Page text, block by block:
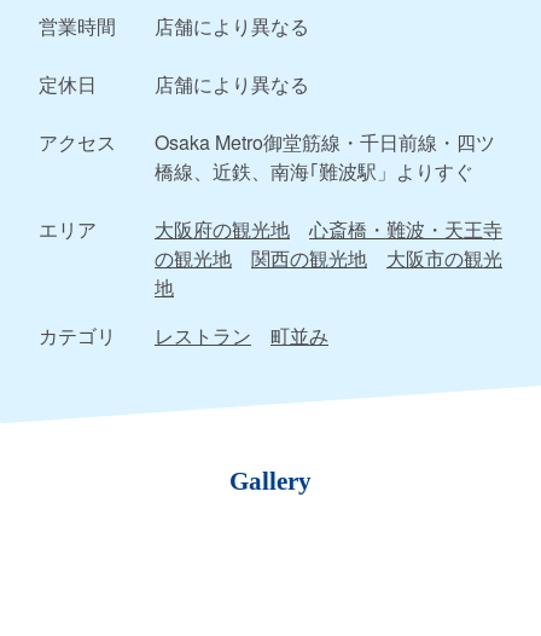
営業時間
店舗により異なる
定休日 店舗により異なる
アクセス
Osaka Metro御堂筋線・千日前線・四ツ
橋線、近鉄、南海｢難波駅」よりすぐ
エリア 大阪府の観光地
心斎橋・難波・天王寺
の観光地
関西の観光地
大阪市の観光
地
カテゴリ
レストラン 町並み
Gallery